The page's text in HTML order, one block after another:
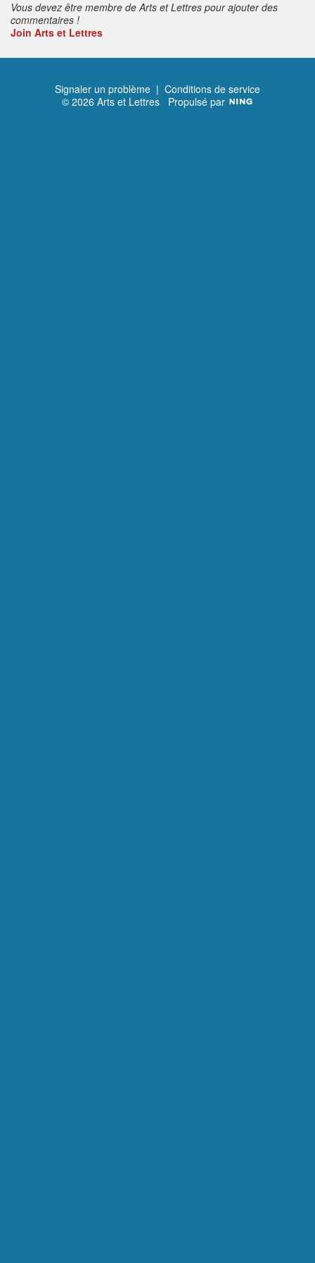
Vous devez être membre de Arts et Lettres pour ajouter des
commentaires !
Join Arts et Lettres
Signaler un problème | Conditions de service
© 2026 Arts et Lettres Propulsé par